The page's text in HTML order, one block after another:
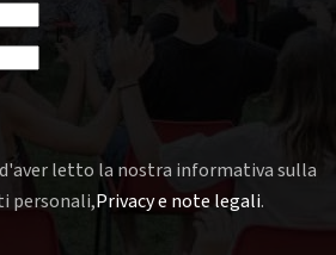
letto la nostra informativa sulla
personali,Privacy e note legali.